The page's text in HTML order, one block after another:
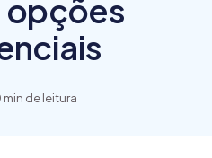
min de leitura